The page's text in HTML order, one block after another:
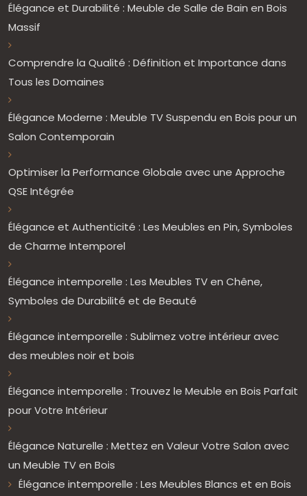
Élégance et Durabilité : Meuble de Salle de Bain en Bois
Massif
Comprendre la Qualité : Définition et Importance dans
Tous les Domaines
Élégance Moderne : Meuble TV Suspendu en Bois pour un
Salon Contemporain
Optimiser la Performance Globale avec une Approche
QSE Intégrée
Élégance et Authenticité : Les Meubles en Pin, Symboles
de Charme Intemporel
Élégance intemporelle : Les Meubles TV en Chêne,
Symboles de Durabilité et de Beauté
Élégance intemporelle : Sublimez votre intérieur avec
des meubles noir et bois
Élégance intemporelle : Trouvez le Meuble en Bois Parfait
pour Votre Intérieur
Élégance Naturelle : Mettez en Valeur Votre Salon avec
un Meuble TV en Bois
Élégance intemporelle : Les Meubles Blancs et en Bois